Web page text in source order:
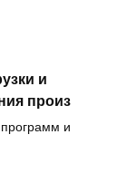
и
произ
и